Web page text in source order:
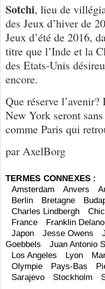
Sotchi, lieu de
des Jeux d’hiver de
Jeux d’été de 2016,
titre que l’Inde et la
des Etats-Unis
encore.
Que réserve
New York seront
comme Paris qui
par AxelBorg
TERMES CONNEXES :
Amsterdam
Anvers
Berlin
Bretagne
Charles Lindbergh
France
Franklin
Japon
Jesse Owens
Goebbels
Juan Antonio
Los Angeles
Lyon
Olympie
Pays-Bas
Sarajevo
Stockholm